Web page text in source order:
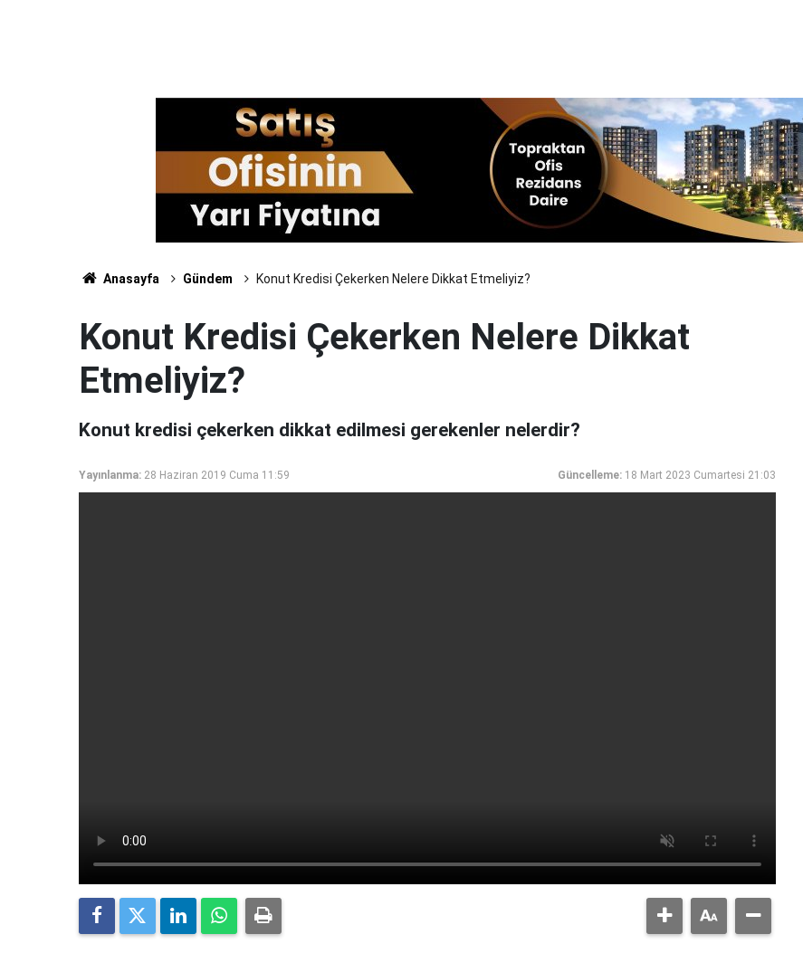
Anasayfa Gündem Konut Kredisi Çekerken Nelere Dikkat Etmeliyiz?
Konut Kredisi Çekerken Nelere Dikkat
Etmeliyiz?
Konut kredisi çekerken dikkat edilmesi gerekenler nelerdir?
Yayınlanma: 28 Haziran 2019 Cuma 11:59 Güncelleme: 18 Mart 2023 Cumartesi 21:03